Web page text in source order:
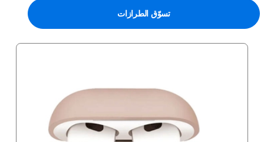
تسوّق الطرازات